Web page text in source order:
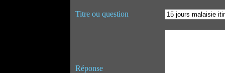
Titre ou question
Réponse